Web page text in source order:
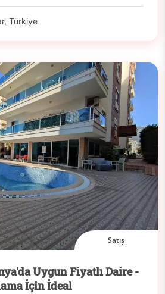
Türkiye
Satış
Uygun Fiyatlı Daire -
İçin İdeal